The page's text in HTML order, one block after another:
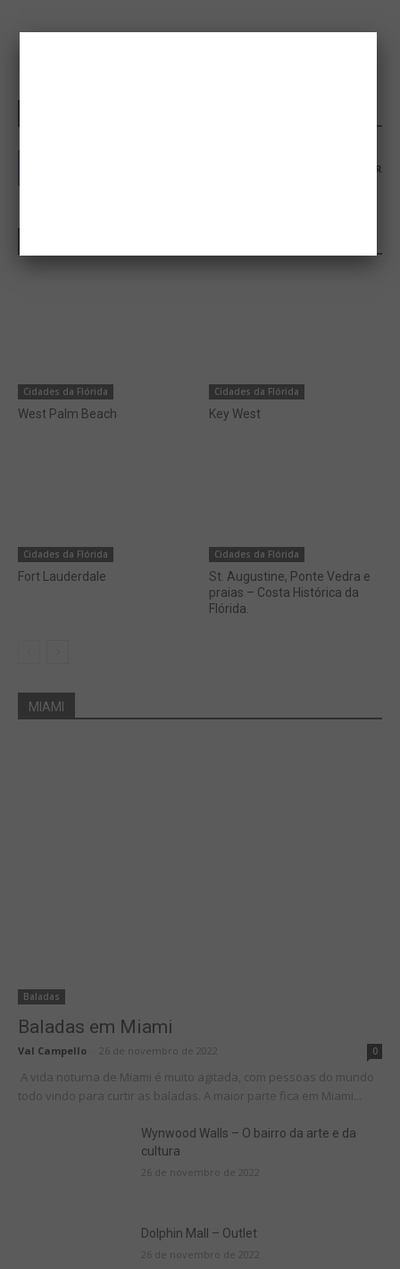
SEGUIR
Cidades da Flórida
West Palm Beach
Cidades da Flórida
Key West
Cidades da Flórida
Fort Lauderdale
Cidades da Flórida
St. Augustine, Ponte Vedra e
praias – Costa Histórica da
Flórida.
MIAMI
Baladas
Baladas em Miami
Val Campello 26 de novembro de 2022 0
A vida noturna de Miami é muito agitada, com pessoas do mundo
todo vindo para curtir as baladas. A maior parte fica em Miami...
Wynwood Walls – O bairro da arte e da
cultura
26 de novembro de 2022
Dolphin Mall – Outlet
26 de novembro de 2022